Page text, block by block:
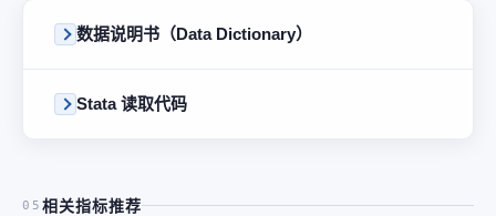
数据说明书（Data Dictionary）
Stata 读取代码
05 相关指标推荐